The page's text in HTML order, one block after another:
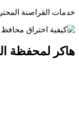
هاكر لمحفظة